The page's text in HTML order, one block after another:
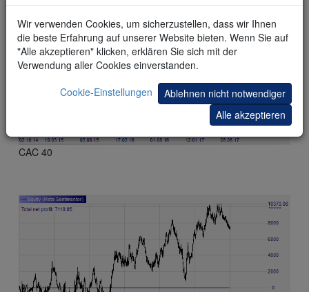
CAC 40
Wir verwenden Cookies, um sicherzustellen, dass wir Ihnen
die beste Erfahrung auf unserer Website bieten. Wenn Sie auf
"Alle akzeptieren" klicken, erklären Sie sich mit der
Verwendung aller Cookies einverstanden.
Cookie-Einstellungen
Ablehnen nicht notwendiger
Alle akzeptieren